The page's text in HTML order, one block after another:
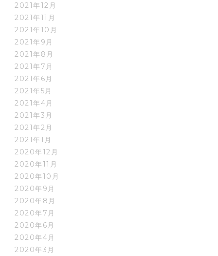
2021年12月
2021年11月
2021年10月
2021年9月
2021年8月
2021年7月
2021年6月
2021年5月
2021年4月
2021年3月
2021年2月
2021年1月
2020年12月
2020年11月
2020年10月
2020年9月
2020年8月
2020年7月
2020年6月
2020年4月
2020年3月